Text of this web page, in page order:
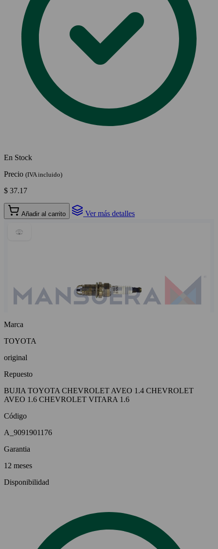
En Stock
Precio (IVA incluido)
$ 37.17
Añadir al carrito Ver más detalles
Marca
TOYOTA
original
Repuesto
BUJIA TOYOTA CHEVROLET AVEO 1.4 CHEVROLET
AVEO 1.6 CHEVROLET VITARA 1.6
Código
A_9091901176
Garantia
12 meses
Disponibilidad